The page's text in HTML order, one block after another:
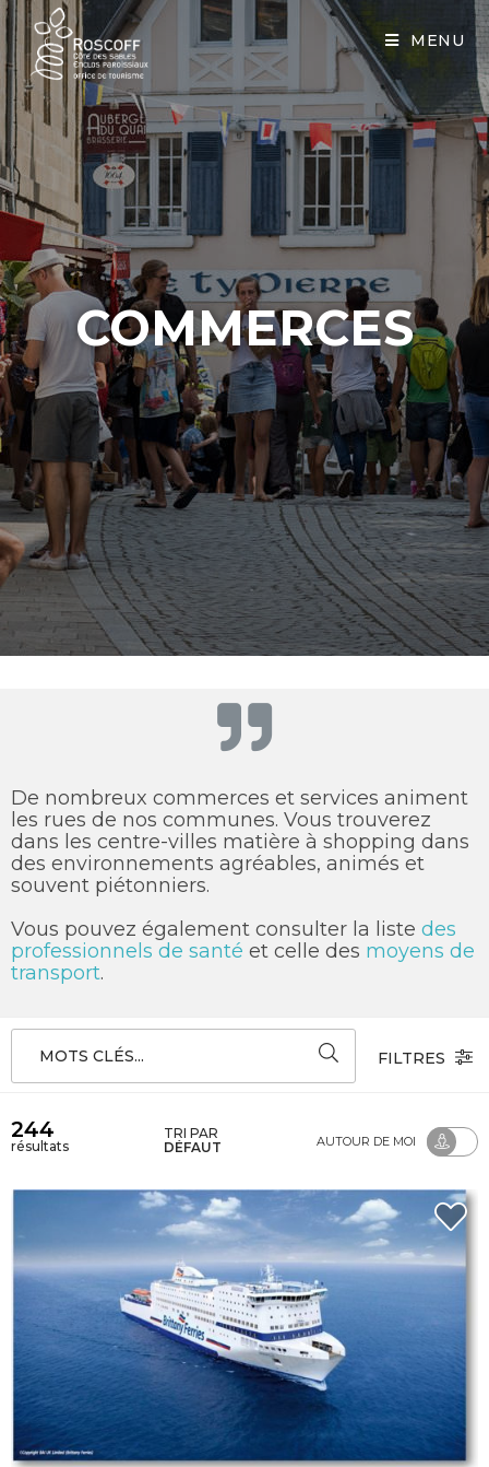
MENU
COMMERCES
De nombreux commerces et services animent
les rues de nos communes. Vous trouverez
dans les centre-villes matière à shopping dans
des environnements agréables, animés et
souvent piétonniers.
Vous pouvez également consulter la liste des
professionnels de santé et celle des moyens de
transport.
MOTS CLÉS... FILTRES
244
résultats
TRI PAR
DÉFAUT
AUTOUR DE MOI
Cookies management panel